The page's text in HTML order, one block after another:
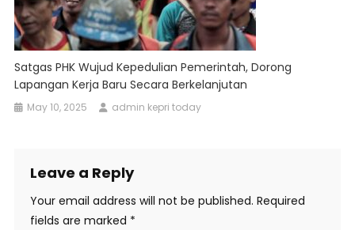
Satgas PHK Wujud Kepedulian Pemerintah, Dorong
Lapangan Kerja Baru Secara Berkelanjutan
May 10, 2025 admin kepri today
Leave a Reply
Your email address will not be published. Required
fields are marked *